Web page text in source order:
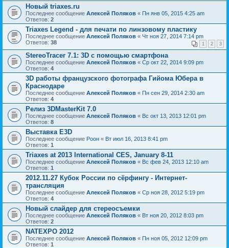
Новый triaxes.ru
Последнее сообщение Алексей Поляков « Пн янв 05, 2015 4:25 am
Ответов: 2
Triaxes Legend - для печати по линзовому пластику
Последнее сообщение Алексей Поляков « Чт ноя 27, 2014 7:14 pm
Ответов: 38 1 2 3
StereoTracer 7.1: 3D с помощью смартфона
Последнее сообщение Алексей Поляков « Ср окт 22, 2014 9:09 pm
Ответов: 4
3D работы французского фотографа Гийома Юбера в
Краснодаре
Последнее сообщение Алексей Поляков « Пн сен 29, 2014 2:30 am
Ответов: 4
Релиз 3DMasterKit 7.0
Последнее сообщение Алексей Поляков « Вс окт 13, 2013 12:01 pm
Ответов: 8
Выставка Е3D
Последнее сообщение Pоон « Вт июл 16, 2013 8:41 pm
Ответов: 1
Triaxes at 2013 International CES, January 8-11
Последнее сообщение Алексей Поляков « Вс фев 24, 2013 12:10 am
Ответов: 1
2012.11.27 Кубок России по сёрфингу - Интернет-
трансляция
Последнее сообщение Алексей Поляков « Ср ноя 28, 2012 5:19 pm
Ответов: 4
Новый слайдер для стереосъемки
Последнее сообщение Алексей Поляков « Вт ноя 20, 2012 8:03 pm
Ответов: 2
NATEXPO 2012
Последнее сообщение Алексей Поляков « Пн ноя 05, 2012 12:09 pm
Ответов: 1